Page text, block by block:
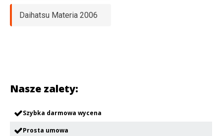
Daihatsu Materia 2006
Nasze zalety:
Szybka darmowa wycena
Prosta umowa